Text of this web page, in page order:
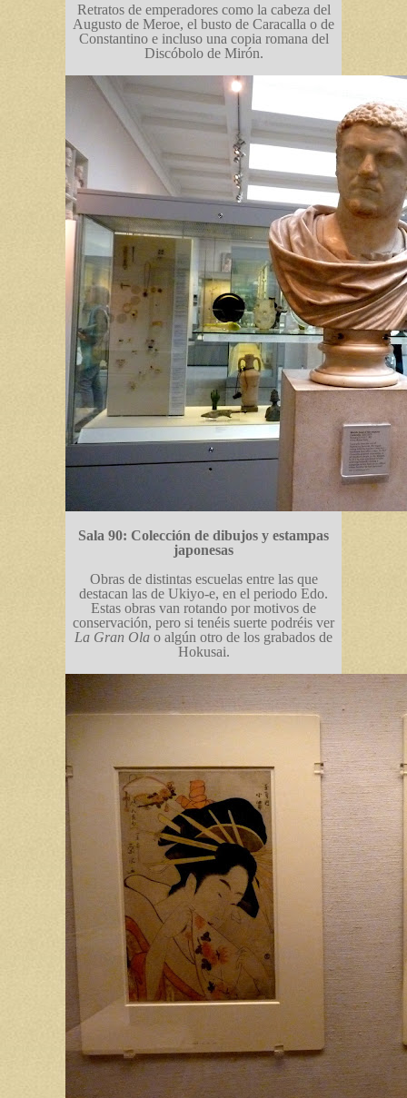
Retratos de emperadores como la cabeza del
Augusto de Meroe, el busto de Caracalla o de
Constantino e incluso una copia romana del
Discóbolo de Mirón.
Sala 90: Colección de dibujos y estampas
japonesas
Obras de distintas escuelas entre las que
destacan las de Ukiyo-e, en el periodo Edo.
Estas obras van rotando por motivos de
conservación, pero si tenéis suerte podréis ver
La Gran Ola o algún otro de los grabados de
Hokusai.